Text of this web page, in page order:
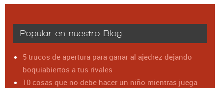
Popular en nuestro Blog
5 trucos de apertura para ganar al ajedrez dejando
boquiabiertos a tus rivales
10 cosas que no debe hacer un niño mientras juega